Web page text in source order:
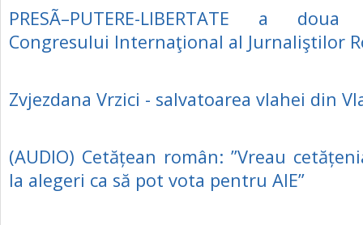
PRESÃ–PUTERE-LIBERTATE a
Congresului Internaţional al Jurnaliştilor
Zvjezdana Vrzici - salvatoarea vlahei din
(AUDIO) Cetățean român: ”Vreau
la alegeri ca să pot vota pentru AIE”